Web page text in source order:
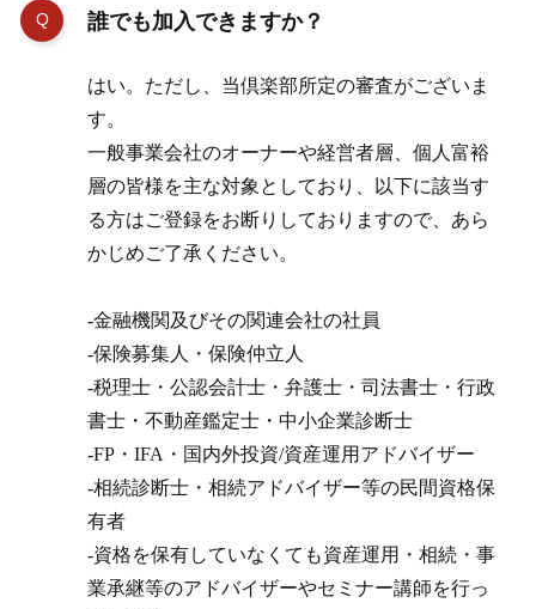
誰でも加入できますか？
はい。ただし、当倶楽部所定の審査がございま
す。
一般事業会社のオーナーや経営者層、個人富裕
層の皆様を主な対象としており、以下に該当す
る方はご登録をお断りしておりますので、あら
かじめご了承ください。
-金融機関及びその関連会社の社員
-保険募集人・保険仲立人
-税理士・公認会計士・弁護士・司法書士・行政
書士・不動産鑑定士・中小企業診断士
-FP・IFA・国内外投資/資産運用アドバイザー
-相続診断士・相続アドバイザー等の民間資格保
有者
-資格を保有していなくても資産運用・相続・事
業承継等のアドバイザーやセミナー講師を行っ